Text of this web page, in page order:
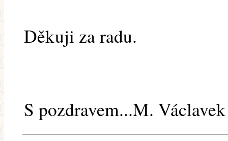
Děkuji za radu.
S pozdravem...M. Václavek